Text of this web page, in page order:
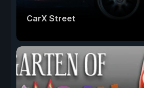
CarX Street